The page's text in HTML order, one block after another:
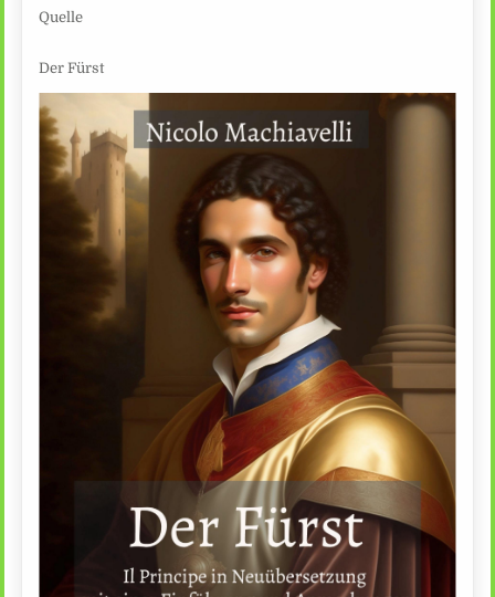
Quelle
Der Fürst